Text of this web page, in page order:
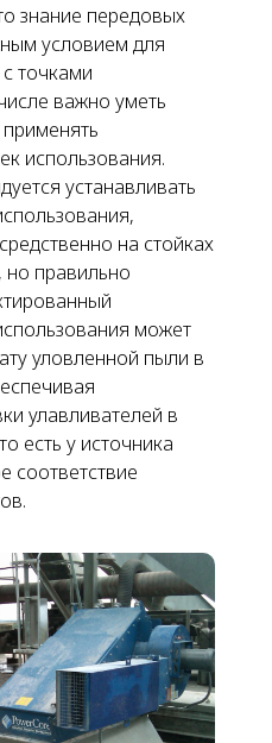
знание передовых
условием для
точками
важно уметь
использования.
устанавливать
на стойках
правильно
может
уловленной пыли в
улавливателей в
есть у источника
соответствие